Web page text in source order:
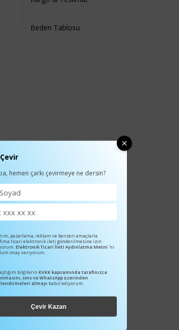
Beden Tablosu
hemen çarkı çevirmeye ne dersin?
pazarlama, reklam ve benzeri amaçlarla
ticari elektronik ileti gönderilmesine izin
Elektronik Ticari İleti Aydınlatma Metni 'ni
onay veriyorum.
bilgilerin KVKK kapsamında tarafınızca
sms ve WhatsApp üzerinden
almayı kabul ediyorum.
Çevir Kazan